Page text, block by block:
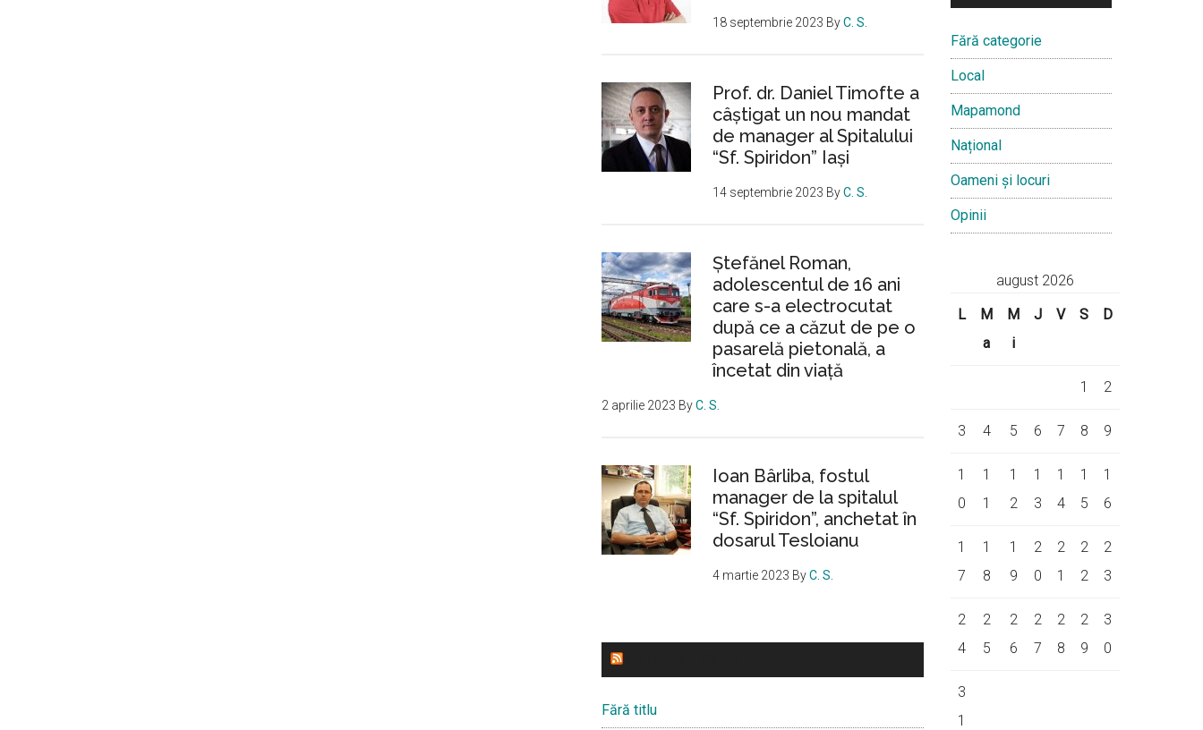
18 septembrie 2023 ByC. S.
Prof. dr. Daniel Timofte a
câștigat un nou mandat
de manager al Spitalului
“Sf. Spiridon” Iași
14 septembrie 2023 ByC. S.
Ştefănel Roman,
adolescentul de 16 ani
care s-a electrocutat
după ce a căzut de pe o
pasarelă pietonală, a
încetat din viață
2 aprilie 2023 ByC. S.
Ioan Bârliba, fostul
manager de la spitalul
“Sf. Spiridon”, anchetat în
dosarul Tesloianu
4 martie 2023 ByC. S.
Fără titlu
Fără categorie
Local
Mapamond
Național
Oameni și locuri
Opinii
august 2026
L
M
a
M
i
J V S D
1 2
3 4 5 6 7 8 9
1
0
1
1
1
2
1
3
1
4
1
5
1
6
1
7
1
8
1
9
2
0
2
1
2
2
2
3
2
4
2
5
2
6
2
7
2
8
2
9
3
0
3
1